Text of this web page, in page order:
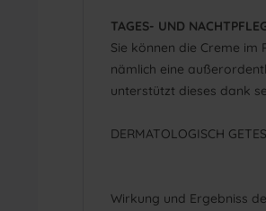
TAGES- UND
Sie können die Creme
nämlich eine
unterstützt dieses dank
DERMATOLOGISCH
Wirkung und Ergebniss